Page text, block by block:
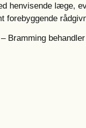
henvisende læge,
forebyggende
Bramming